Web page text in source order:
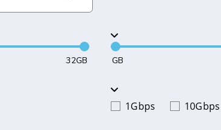
32GB GB
1Gbps 10Gbps